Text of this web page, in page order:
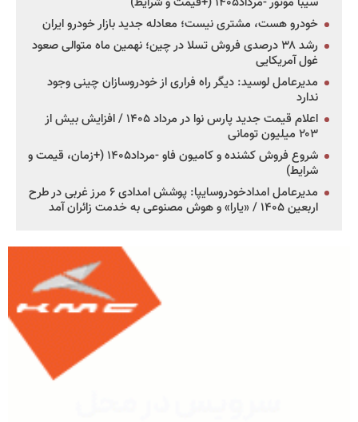
خودرو هست، مشتری نیست؛ معادله جدید بازار خودرو ایران
رشد ۳۸ درصدی فروش تسلا در چین؛ نهمین ماه متوالی صعود
غول آمریکایی
مدیرعامل لوسید: دیگر راه فراری از خودروسازان چینی وجود
ندارد
اعلام قیمت جدید پارس نوا در مرداد ۱۴۰۵ / افزایش بیش از
۲۰۳ میلیون تومانی
شروع فروش کشنده و کامیون فاو -مرداد۱۴۰۵ (+زمان، قیمت و
شرایط)
مدیرعامل امدادخودروسایپا: پوشش امدادی ۶ مرز غربی در طرح
اربعین ۱۴۰۵ / «یارا» و هوش مصنوعی به خدمت زائران آمد